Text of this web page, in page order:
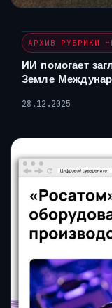
АРХИВ РУБРИКИ
ИИ помогает
Земле
28.12.2025